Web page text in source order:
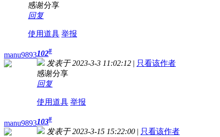
感谢分享
回复
使用道具 举报
manu9893102#
发表于 2023-3-3 11:02:12 | 只看该作者
感谢分享
回复
使用道具 举报
manu9893103#
发表于 2023-3-15 15:22:00 | 只看该作者